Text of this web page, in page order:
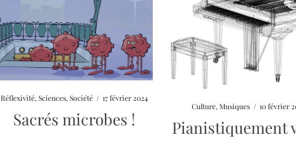
Réflexivité,Sciences,Société / 17 février 2024
Sacrés microbes !
Culture,Musiques / 10 février
Pianistiquement